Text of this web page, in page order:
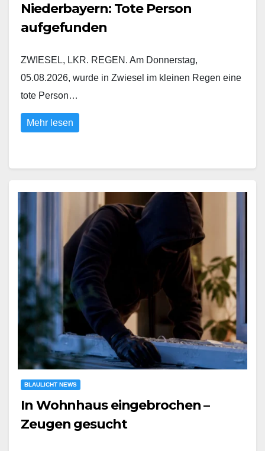
Niederbayern: Tote Person
aufgefunden
ZWIESEL, LKR. REGEN. Am Donnerstag,
05.08.2026, wurde in Zwiesel im kleinen Regen eine
tote Person…
Mehr lesen
BLAULICHT NEWS
In Wohnhaus eingebrochen –
Zeugen gesucht